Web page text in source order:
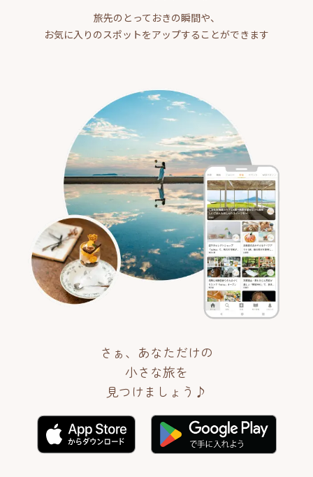
旅先のとっておきの瞬間や、
お気に入りのスポットをアップすることができます
さぁ、あなただけの
小さな旅を
見つけましょう♪